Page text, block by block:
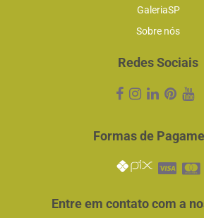
GaleriaSP
Sobre nós
Redes Sociais
Formas de
Entre em contato com a